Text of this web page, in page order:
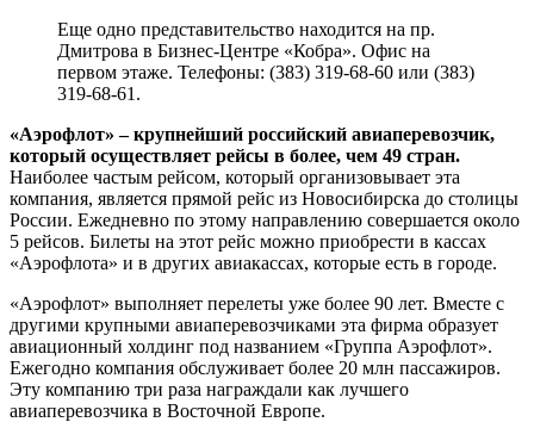
Еще одно представительство находится на пр.
Дмитрова в Бизнес-Центре «Кобра». Офис на
первом этаже. Телефоны: (383) 319-68-60 или (383)
319-68-61.
«Аэрофлот» – крупнейший российский авиаперевозчик,
который осуществляет рейсы в более, чем 49 стран.
Наиболее частым рейсом, который организовывает эта
компания, является прямой рейс из Новосибирска до столицы
России. Ежедневно по этому направлению совершается около
5 рейсов. Билеты на этот рейс можно приобрести в кассах
«Аэрофлота» и в других авиакассах, которые есть в городе.
«Аэрофлот» выполняет перелеты уже более 90 лет. Вместе с
другими крупными авиаперевозчиками эта фирма образует
авиационный холдинг под названием «Группа Аэрофлот».
Ежегодно компания обслуживает более 20 млн пассажиров.
Эту компанию три раза награждали как лучшего
авиаперевозчика в Восточной Европе.